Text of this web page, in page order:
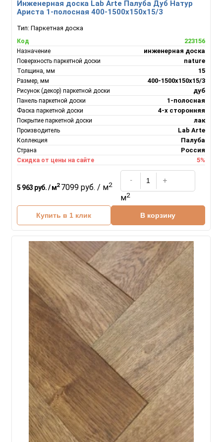
Инженерная доска Lab Arte Палуба Дуб Натур
Ариста 1-полосная 400-1500х150х15/3
Тип: Паркетная доска
Код 223156
Назначение инженерная доска
Поверхность паркетной доски nature
Толщина, мм 15
Размер, мм 400-1500х150х15/3
Рисунок (декор) паркетной доски дуб
Панель паркетной доски 1-полосная
Фаска паркетной доски 4-х сторонняя
Покрытие паркетной доски лак
Производитель Lab Arte
Коллекция Палуба
Страна Россия
Скидка от цены на сайте 5%
5 963 руб. / м2 7099 руб. / м2
м2
Купить в 1 клик В корзину